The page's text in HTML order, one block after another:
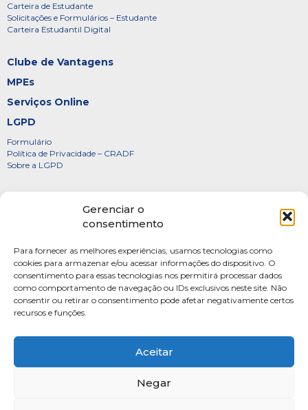
Gerenciar o
consentimento
Para fornecer as melhores experiências, usamos tecnologias como
cookies para armazenar e/ou acessar informações do dispositivo. O
consentimento para essas tecnologias nos permitirá processar dados
como comportamento de navegação ou IDs exclusivos neste site. Não
consentir ou retirar o consentimento pode afetar negativamente certos
recursos e funções.
Aceitar
Negar
Carteira de Estudante
Solicitações e Formulários – Estudante
Carteira Estudantil Digital
Clube de Vantagens
MPEs
Serviços Online
LGPD
Formulário
Política de Privacidade – CRADF
Sobre a LGPD
Diretoria
FOTOS
Webmail
Artigos
Escritores do Sistema